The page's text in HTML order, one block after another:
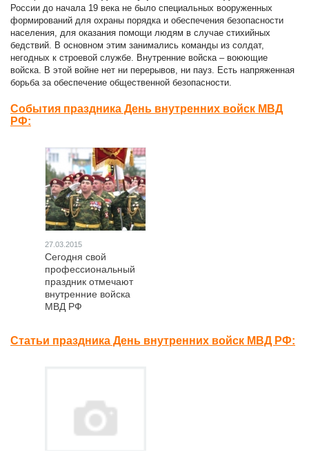
России до начала 19 века не было специальных вооруженных
формирований для охраны порядка и обеспечения безопасности
населения, для оказания помощи людям в случае стихийных
бедствий. В основном этим занимались команды из солдат,
негодных к строевой службе. Внутренние войска – воюющие
войска. В этой войне нет ни перерывов, ни пауз. Есть напряженная
борьба за обеспечение общественной безопасности.
События праздника День внутренних войск МВД
РФ:
27.03.2015
Сегодня свой
профессиональный
праздник отмечают
внутренние войска
МВД РФ
Статьи праздника День внутренних войск МВД РФ: